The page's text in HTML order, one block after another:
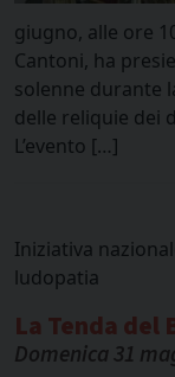
giugno, alle ore
Cantoni, ha
solenne durante
delle reliquie dei
L’evento […]
Iniziativa
ludopatia
La Tenda del
Domenica 31